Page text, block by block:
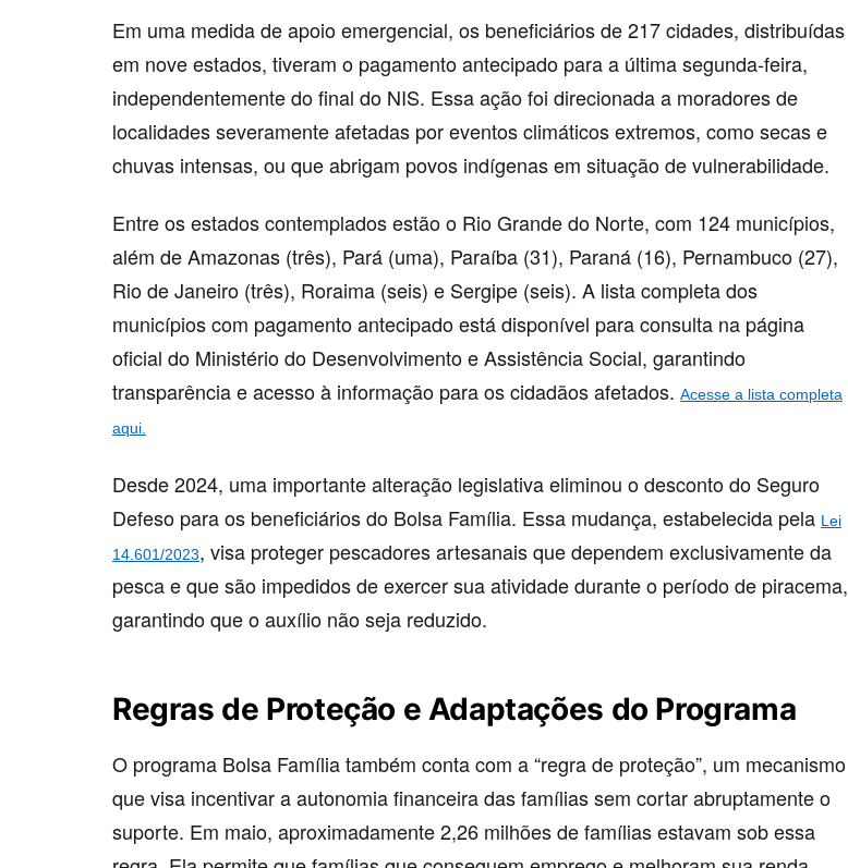
Em uma medida de apoio emergencial, os beneficiários de 217 cidades, distribuídas
em nove estados, tiveram o pagamento antecipado para a última segunda-feira,
independentemente do final do NIS. Essa ação foi direcionada a moradores de
localidades severamente afetadas por eventos climáticos extremos, como secas e
chuvas intensas, ou que abrigam povos indígenas em situação de vulnerabilidade.
Entre os estados contemplados estão o Rio Grande do Norte, com 124 municípios,
além de Amazonas (três), Pará (uma), Paraíba (31), Paraná (16), Pernambuco (27),
Rio de Janeiro (três), Roraima (seis) e Sergipe (seis). A lista completa dos
municípios com pagamento antecipado está disponível para consulta na página
oficial do Ministério do Desenvolvimento e Assistência Social, garantindo
transparência e acesso à informação para os cidadãos afetados. Acesse a lista completa
aqui.
Desde 2024, uma importante alteração legislativa eliminou o desconto do Seguro
Defeso para os beneficiários do Bolsa Família. Essa mudança, estabelecida pela Lei
14.601/2023, visa proteger pescadores artesanais que dependem exclusivamente da
pesca e que são impedidos de exercer sua atividade durante o período de piracema,
garantindo que o auxílio não seja reduzido.
Regras de Proteção e Adaptações do Programa
O programa Bolsa Família também conta com a “regra de proteção”, um mecanismo
que visa incentivar a autonomia financeira das famílias sem cortar abruptamente o
suporte. Em maio, aproximadamente 2,26 milhões de famílias estavam sob essa